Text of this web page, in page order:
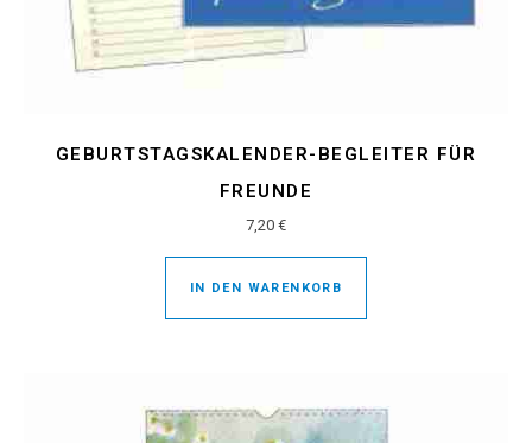
GEBURTSTAGSKALENDER-BEGLEITER FÜR
FREUNDE
7,20 €
IN DEN WARENKORB